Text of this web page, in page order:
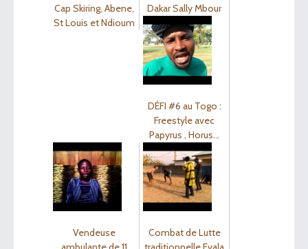
Cap Skiring, Abene,
St Louis et Ndioum
Dakar Sally Mbour
DÉFI #6 au Togo :
Freestyle avec
Papyrus , Horus…
Vendeuse
Combat de Lutte